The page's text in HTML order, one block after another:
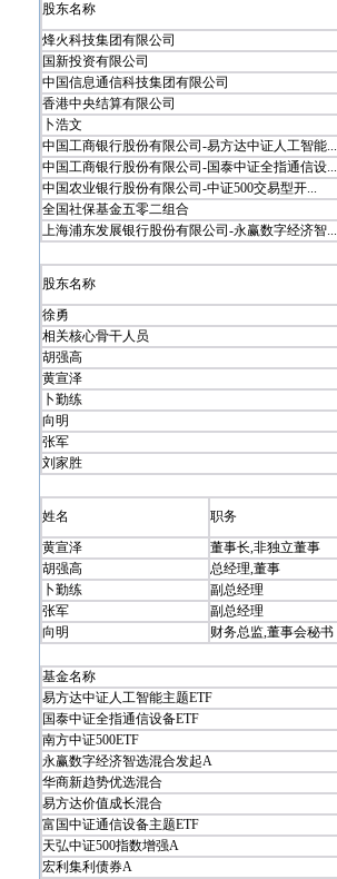
股东名称
烽火科技集团有限公司
国新投资有限公司
中国信息通信科技集团有限公司
香港中央结算有限公司
卜浩文
中国工商银行股份有限公司-易方达中证人工智能...
中国工商银行股份有限公司-国泰中证全指通信设...
中国农业银行股份有限公司-中证500交易型开...
全国社保基金五零二组合
上海浦东发展银行股份有限公司-永赢数字经济智...
股东名称
徐勇
相关核心骨干人员
胡强高
黄宣泽
卜勤练
向明
张军
刘家胜
姓名 职务
黄宣泽
董事长,非独立董事
胡强高
总经理,董事
卜勤练
副总经理
张军
副总经理
向明
财务总监,董事会秘书
基金名称
易方达中证人工智能主题ETF
国泰中证全指通信设备ETF
南方中证500ETF
永赢数字经济智选混合发起A
华商新趋势优选混合
易方达价值成长混合
富国中证通信设备主题ETF
天弘中证500指数增强A
宏利集利债券A